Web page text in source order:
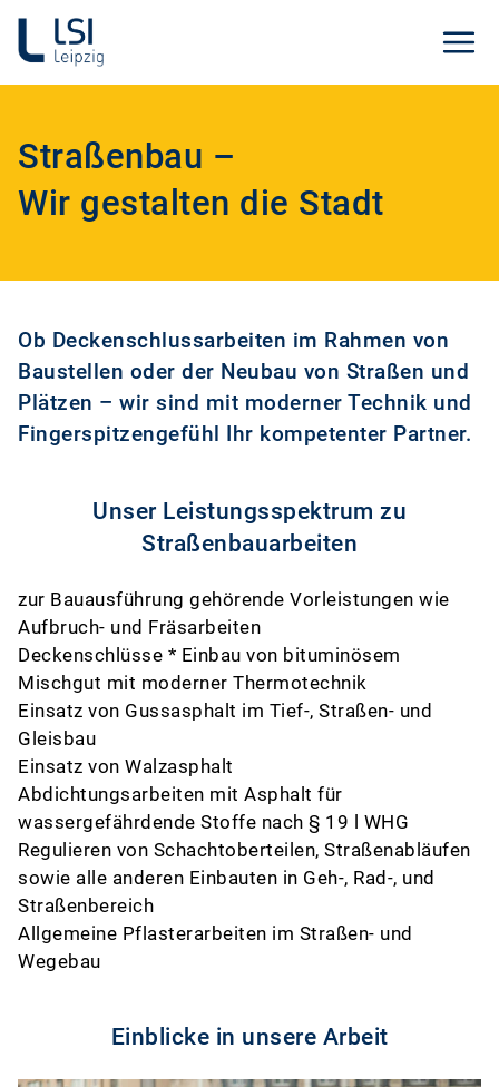
Straßenbau –
Wir gestalten die Stadt
Ob Deckenschlussarbeiten im Rahmen von
Baustellen oder der Neubau von Straßen und
Plätzen – wir sind mit moderner Technik und
Fingerspitzengefühl Ihr kompetenter Partner.
Unser Leistungsspektrum zu
Straßenbauarbeiten
zur Bauausführung gehörende Vorleistungen wie
Aufbruch- und Fräsarbeiten
Deckenschlüsse * Einbau von bituminösem
Mischgut mit moderner Thermotechnik
Einsatz von Gussasphalt im Tief-, Straßen- und
Gleisbau
Einsatz von Walzasphalt
Abdichtungsarbeiten mit Asphalt für
wassergefährdende Stoffe nach § 19 l WHG
Regulieren von Schachtoberteilen, Straßenabläufen
sowie alle anderen Einbauten in Geh-, Rad-, und
Straßenbereich
Allgemeine Pflasterarbeiten im Straßen- und
Wegebau
Einblicke in unsere Arbeit